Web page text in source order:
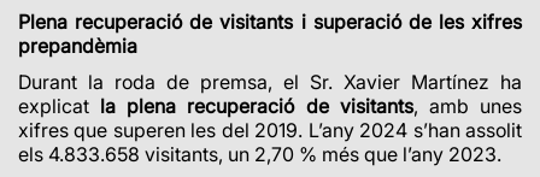
Plena recuperació de visitants i superació de les xifres
prepandèmia
Durant la roda de premsa, el Sr. Xavier Martínez ha
explicat la plena recuperació de visitants, amb unes
xifres que superen les del 2019. L’any 2024 s’han assolit
els 4.833.658 visitants, un 2,70 % més que l’any 2023.